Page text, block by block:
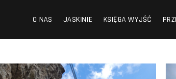
O NAS JASKINIE KSIĘGA WYJŚĆ